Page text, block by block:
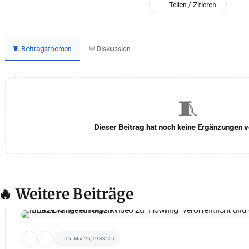
Teilen / Zitieren
🧵 Beitragsthemen 💬 Diskussion
🧵
Dieser Beitrag hat noch keine Ergänzungen
🔥 Weitere Beiträge
16. Mai '26, 19:33 Uhr